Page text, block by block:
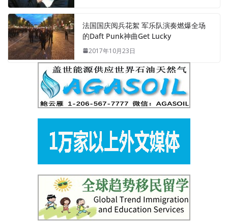
法国国庆阅兵花絮 军乐队演奏燃爆全场
的Daft Punk神曲Get Lucky
2017年10月23日